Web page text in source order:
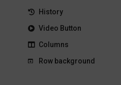
History
Video Button
Columns
Row background